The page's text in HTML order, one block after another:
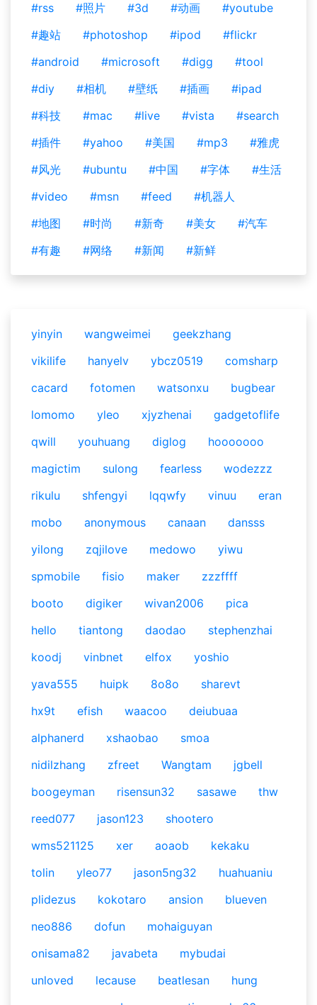
#rss
#照片 #3d #动画
#youtube
#趣站
#photoshop #ipod
#flickr
#android
#microsoft #digg
#tool
#diy
#相机 #壁纸 #插画
#ipad
#科技
#mac #live #vista
#search
#插件
#yahoo #美国 #mp3
#雅虎
#风光
#ubuntu #中国 #字体
#生活
#video
#msn #feed
#机器人
#地图
#时尚 #新奇 #美女
#汽车
#有趣
#网络 #新闻 #新鲜
yinyin wangweimei
geekzhang
vikilife
hanyelv ybcz0519
comsharp
cacard
fotomen watsonxu
bugbear
lomomo
yleo xjyzhenai
gadgetoflife
qwill
youhuang diglog
hooooooo
magictim
sulong fearless
wodezzz
rikulu
shfengyi lqqwfy vinuu
eran
mobo
anonymous canaan
dansss
yilong
zqjilove medowo
yiwu
spmobile
fisio maker
zzzffff
booto
digiker wivan2006
pica
hello
tiantong daodao
stephenzhai
koodj
vinbnet elfox
yoshio
yava555
huipk 8o8o
sharevt
hx9t
efish waacoo
deiubuaa
alphanerd
xshaobao
smoa
nidilzhang
zfreet Wangtam
jgbell
boogeyman
risensun32 sasawe
thw
reed077
jason123
shootero
wms521125
xer aoaob
kekaku
tolin
yleo77 jason5ng32
huahuaniu
plidezus
kokotaro ansion
blueven
neo886
dofun
mohaiguyan
onisama82
javabeta
mybudai
unloved
lecause beatlesan
hung